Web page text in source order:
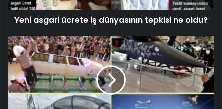
Yeni asgari ücrete iş dünyasının tepkisi ne oldu?